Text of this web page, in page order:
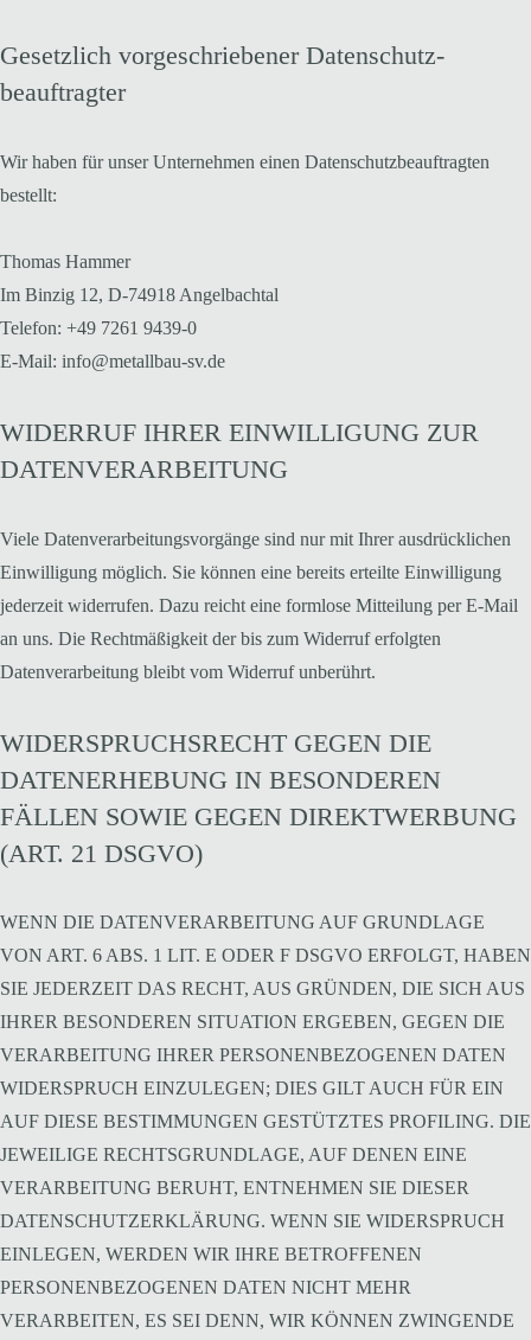
Gesetzlich vorgeschriebener Datenschutz­
beauftragter
Wir haben für unser Unternehmen einen Datenschutzbeauftragten
bestellt:
Thomas Hammer
Im Binzig 12, D-74918 Angelbachtal
Telefon: +49 7261 9439-0
E-Mail: info@metallbau-sv.de
WIDERRUF IHRER EINWILLIGUNG ZUR
DATENVERARBEITUNG
Viele Datenverarbeitungsvorgänge sind nur mit Ihrer ausdrücklichen
Einwilligung möglich. Sie können eine bereits erteilte Einwilligung
jederzeit widerrufen. Dazu reicht eine formlose Mitteilung per E-Mail
an uns. Die Rechtmäßigkeit der bis zum Widerruf erfolgten
Datenverarbeitung bleibt vom Widerruf unberührt.
WIDERSPRUCHSRECHT GEGEN DIE
DATENERHEBUNG IN BESONDEREN
FÄLLEN SOWIE GEGEN DIREKTWERBUNG
(ART. 21 DSGVO)
WENN DIE DATENVERARBEITUNG AUF GRUNDLAGE
VON ART. 6 ABS. 1 LIT. E ODER F DSGVO ERFOLGT, HABEN
SIE JEDERZEIT DAS RECHT, AUS GRÜNDEN, DIE SICH AUS
IHRER BESONDEREN SITUATION ERGEBEN, GEGEN DIE
VERARBEITUNG IHRER PERSONENBEZOGENEN DATEN
WIDERSPRUCH EINZULEGEN; DIES GILT AUCH FÜR EIN
AUF DIESE BESTIMMUNGEN GESTÜTZTES PROFILING. DIE
JEWEILIGE RECHTSGRUNDLAGE, AUF DENEN EINE
VERARBEITUNG BERUHT, ENTNEHMEN SIE DIESER
DATENSCHUTZERKLÄRUNG. WENN SIE WIDERSPRUCH
EINLEGEN, WERDEN WIR IHRE BETROFFENEN
PERSONENBEZOGENEN DATEN NICHT MEHR
VERARBEITEN, ES SEI DENN, WIR KÖNNEN ZWINGENDE